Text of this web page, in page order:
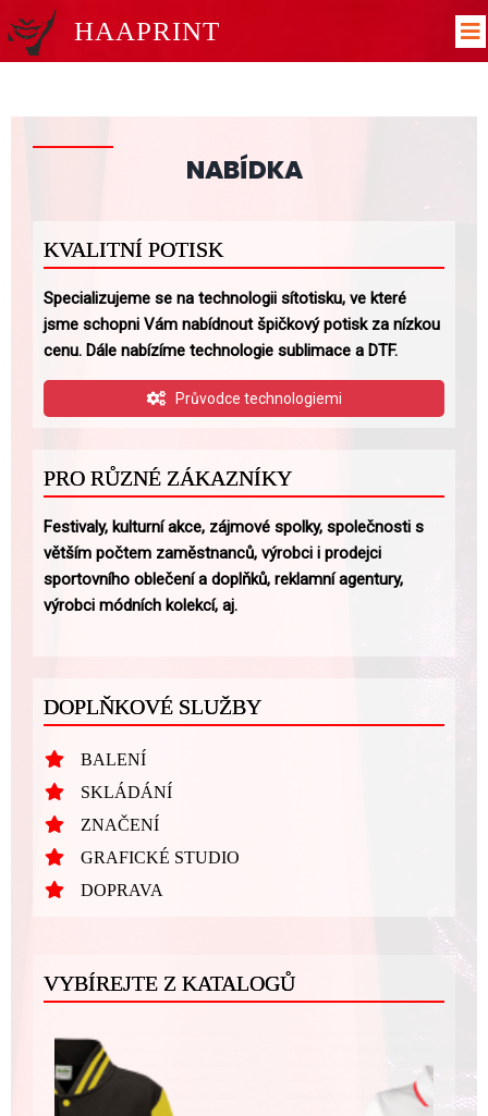
HAAPRINT
NABÍDKA
KVALITNÍ POTISK
Specializujeme se na technologii sítotisku, ve které
jsme schopni Vám nabídnout špičkový potisk za nízkou
cenu. Dále nabízíme technologie sublimace a DTF.
Průvodce technologiemi
PRO RŮZNÉ ZÁKAZNÍKY
Festivaly, kulturní akce, zájmové spolky, společnosti s
větším počtem zaměstnanců, výrobci i prodejci
sportovního oblečení a doplňků, reklamní agentury,
výrobci módních kolekcí, aj.
DOPLŇKOVÉ SLUŽBY
BALENÍ
SKLÁDÁNÍ
ZNAČENÍ
GRAFICKÉ STUDIO
DOPRAVA
VYBÍREJTE Z KATALOGŮ